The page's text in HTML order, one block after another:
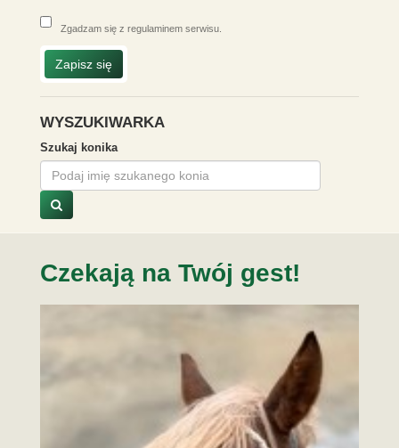
Zgadzam się z regulaminem serwisu.
Zapisz się
WYSZUKIWARKA
Szukaj konika
Czekają na Twój gest!